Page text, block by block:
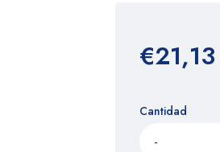
€21,13
Cantidad
-